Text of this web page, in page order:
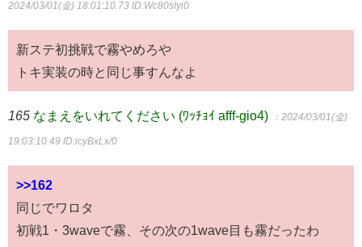
2024/03/01(金) 18:01:10.73 ID:Wc80sIyi0
新ステ初挑戦で霧やめろや
トキ実装の時と同じ事すんなよ
165 なまえをいれてください (ﾜｯﾁｮｲ afff-gio4) ：2024/03/01(金)
19:03:10.49 ID:icyBxLx/0
>>162
同じでワロタ
初戦1・3waveで霧、その次の1wave目も霧だったわ